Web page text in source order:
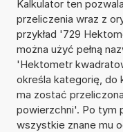
Kalkulator ten
przeliczenia wraz z
przykład '729
można użyć pełną
'Hektometr
określa kategorię, do
ma zostać
powierzchni'. Po tym
wszystkie znane mu